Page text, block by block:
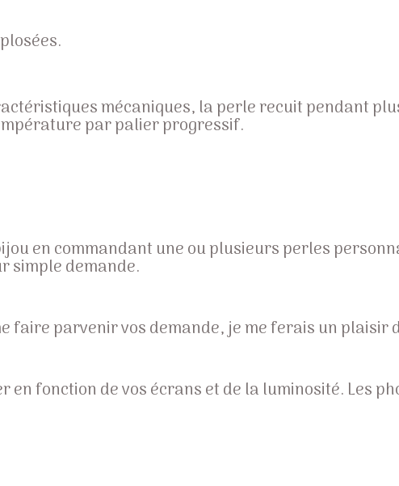
mécaniques, la perle recuit pendant
par palier progressif.
en commandant une ou plusieurs perles
simple demande.
faire parvenir vos demande, je me ferais un plaisir
fonction de vos écrans et de la luminosité. Les